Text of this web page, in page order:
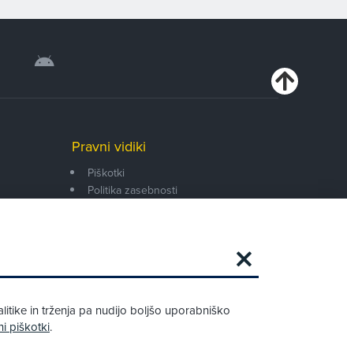
Obstoječi in novi AMZS člani, ki boste v
Pravni vidiki
Piškotki
Politika zasebnosti
in trženja pa nudijo boljšo uporabniško
piškotki.